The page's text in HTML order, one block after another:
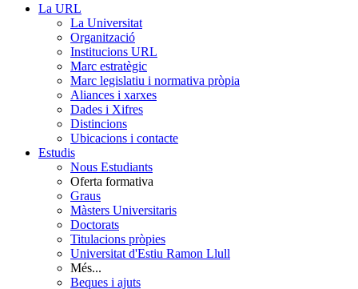
La URL
La Universitat
Organització
Institucions URL
Marc estratègic
Marc legislatiu i normativa pròpia
Aliances i xarxes
Dades i Xifres
Distincions
Ubicacions i contacte
Estudis
Nous Estudiants
Oferta formativa
Graus
Màsters Universitaris
Doctorats
Titulacions pròpies
Universitat d'Estiu Ramon Llull
Més...
Beques i ajuts